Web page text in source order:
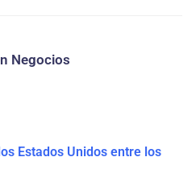
Negocios
Estados Unidos entre los